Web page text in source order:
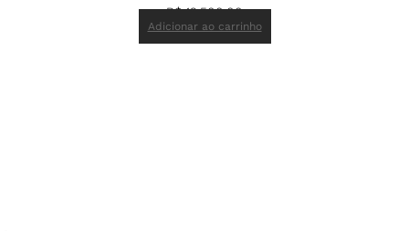
R$12.500,00
Adicionar ao carrinho